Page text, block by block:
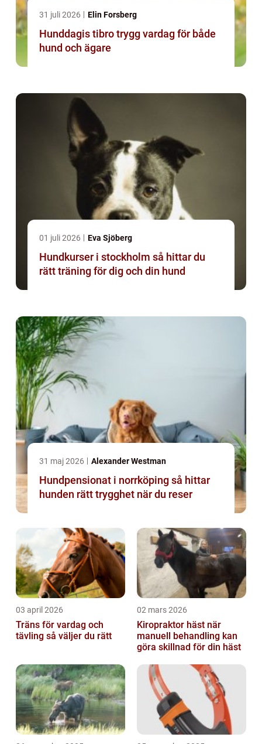
31 juli 2026 Elin Forsberg
Hunddagis tibro trygg vardag för både
hund och ägare
01 juli 2026 Eva Sjöberg
Hundkurser i stockholm så hittar du
rätt träning för dig och din hund
31 maj 2026 Alexander Westman
Hundpensionat i norrköping så hittar
hunden rätt trygghet när du reser
03 april 2026
Träns för vardag och
tävling så väljer du rätt
02 mars 2026
Kiropraktor häst när
manuell behandling kan
göra skillnad för din häst